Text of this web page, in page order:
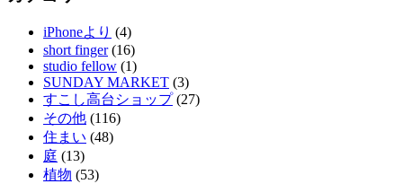
iPhoneより (4)
short finger(16)
studio fellow (1)
SUNDAY MARKET (3)
すこし高台ショップ(27)
その他 (116)
住まい (48)
庭 (13)
植物 (53)